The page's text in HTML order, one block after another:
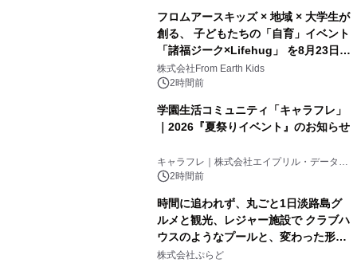
フロムアースキッズ × 地域 × 大学生が
創る、 子どもたちの「自育」イベント
「諸福ジーク×Lifehug」 を8月23日
(日)開催
株式会社From Earth Kids
2時間前
学園生活コミュニティ「キャラフレ」
｜2026『夏祭りイベント』のお知らせ
キャラフレ｜株式会社エイプリル・データ・
デザインズ
2時間前
時間に追われず、丸ごと1日淡路島グ
ルメと観光、レジャー施設で クラブハ
ウスのようなプールと、変わった形の
サウナも 「THE BOXY AWAJI」のお
株式会社ぷらど